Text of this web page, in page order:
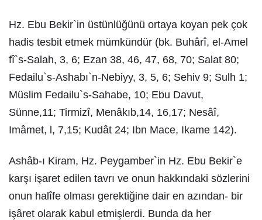
Hz. Ebu Bekir`in üstünlüğünü ortaya koyan pek çok
hadis tesbit etmek mümkündür (bk. Buhârî, el-Amel
fî`s-Salah, 3, 6; Ezan 38, 46, 47, 68, 70; Salat 80;
Fedailu`s-Ashabı`n-Nebiyy, 3, 5, 6; Sehiv 9; Sulh 1;
Müslim Fedailu`s-Sahabe, 10; Ebu Davut,
Sünne,11; Tirmizî, Menâkıb,14, 16,17; Nesâî,
Imâmet, l, 7,15; Kudât 24; Ibn Mace, Ikame 142).
Ashâb-ı Kiram, Hz. Peygamber`in Hz. Ebu Bekir`e
karşı işaret edilen tavrı ve onun hakkındaki sözlerini
onun halîfe olması gerektiğine dair en azından- bir
işâret olarak kabul etmişlerdi. Bunda da her